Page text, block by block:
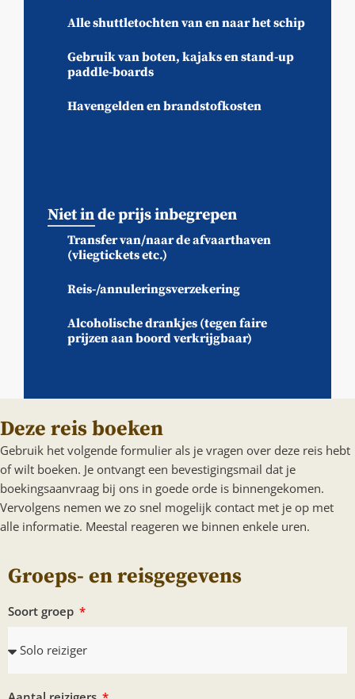
Alle shuttletochten van en naar het schip
Gebruik van boten, kajaks en stand-up
paddle-boards
Havengelden en brandstofkosten
Niet in de prijs inbegrepen
Transfer van/naar de afvaarthaven
(vliegtickets etc.)
Reis-/annuleringsverzekering
Alcoholische drankjes (tegen faire
prijzen aan boord verkrijgbaar)
Deze reis boeken
Gebruik het volgende formulier als je vragen over deze reis hebt
of wilt boeken. Je ontvangt een bevestigingsmail dat je
boekingsaanvraag bij ons in goede orde is binnengekomen.
Vervolgens nemen we zo snel mogelijk contact met je op met
alle informatie. Meestal reageren we binnen enkele uren.
Groeps- en reisgegevens
Soort groep